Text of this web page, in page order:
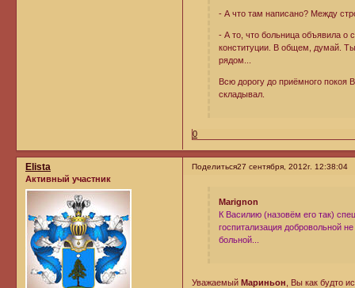
- А что там написано? Между
- А то, что больница объявила о
конституции. В общем, думай.
рядом...
Всю дорогу до приёмного покоя
складывал.
0
Поделиться27 сентября, 2012г. 12:38:04
Elista
Активный участник
Marignon
К Василию (назовём его так)
госпитализация добровольной
больной...
УважаемыйМариньон , Вы как будто